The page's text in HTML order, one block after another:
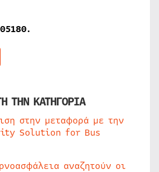
ΤΗΝ ΚΑΤΗΓΟΡΙΑ
στην μεταφορά με την
Solution for Bus
αναζητούν οι